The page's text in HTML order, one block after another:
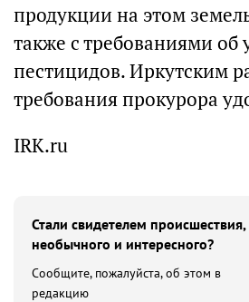
продукции на этом
также с требованиями об
пестицидов. Иркутским
требования прокурора
IRK.ru
Стали свидетелем происшествия,
необычного и интересного?
Сообщите, пожалуйста, об этом в
редакцию